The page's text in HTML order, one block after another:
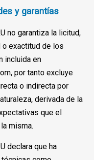
y garantías
no garantiza la licitud,
o exactitud de los
incluida en
por tanto excluye
o indirecta por
derivada de la
que el
misma.
declara que ha